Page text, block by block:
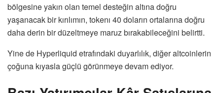
bölgesine yakın olan temel desteğin altına doğru
yaşanacak bir kırılımın, tokenı 40 doların ortalarına doğru
daha derin bir düzeltmeye maruz bırakabileceğini belirtti.
Yine de Hyperliquid etrafındaki duyarlılık, diğer altcoinlerin
çoğuna kıyasla güçlü görünmeye devam ediyor.